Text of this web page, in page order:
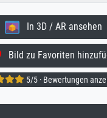
In 3D / AR ansehen
Bild zu Favoriten
5/5 · Bewertungen